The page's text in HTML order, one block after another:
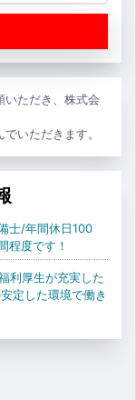
いただき、株式会
いただきます。
士/年間休日100
程度です！
利厚生が充実した
定した環境で働き